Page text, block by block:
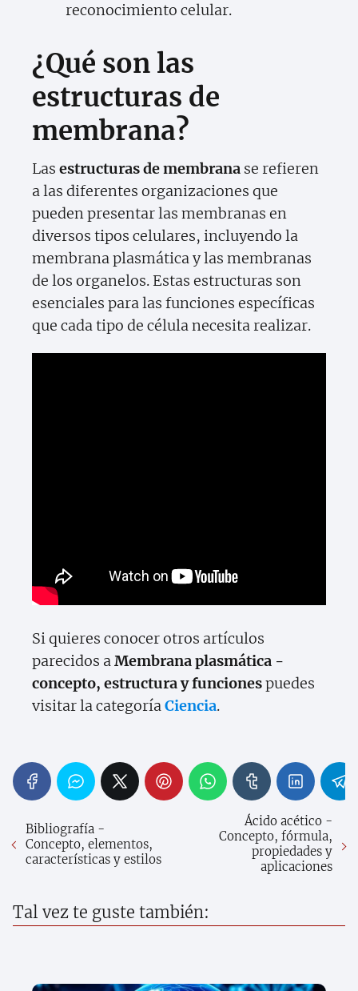
reconocimiento celular.
¿Qué son las
estructuras de
membrana?
Las estructuras de membrana se refieren
a las diferentes organizaciones que
pueden presentar las membranas en
diversos tipos celulares, incluyendo la
membrana plasmática y las membranas
de los organelos. Estas estructuras son
esenciales para las funciones específicas
que cada tipo de célula necesita realizar.
Si quieres conocer otros artículos
parecidos aMembrana plasmática -
concepto, estructura y funcionespuedes
visitar la categoríaCiencia.
Bibliografía -
Concepto, elementos,
características y estilos
Ácido acético -
Concepto, fórmula,
propiedades y
aplicaciones
Tal vez te guste también: